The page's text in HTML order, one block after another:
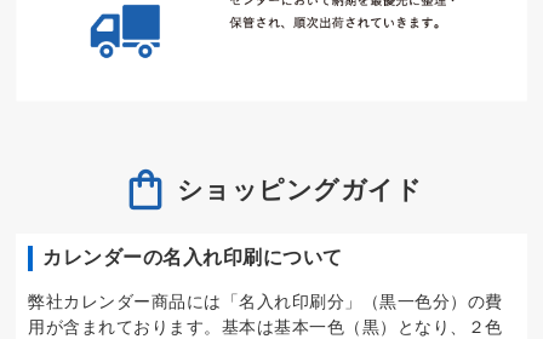
ショッピングガイド
カレンダーの名入れ印刷について
弊社カレンダー商品には「名入れ印刷分」（黒一色分）の費
用が含まれております。基本は基本一色（黒）となり、２色